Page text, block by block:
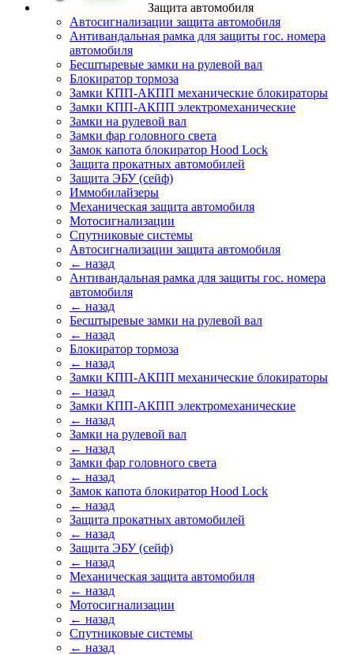
Защита автомобиля
Автосигнализации защита автомобиля
Антивандальная рамка для защиты гос. номера
автомобиля
Бесштыревые замки на рулевой вал
Блокиратор тормоза
Замки КПП-АКПП механические блокираторы
Замки КПП-АКПП электромеханические
Замки на рулевой вал
Замки фар головного света
Замок капота блокиратор Hood Lock
Защита прокатных автомобилей
Защита ЭБУ (сейф)
Иммобилайзеры
Механическая защита автомобиля
Мотосигнализации
Спутниковые системы
Автосигнализации защита автомобиля
← назад
Антивандальная рамка для защиты гос. номера
автомобиля
← назад
Бесштыревые замки на рулевой вал
← назад
Блокиратор тормоза
← назад
Замки КПП-АКПП механические блокираторы
← назад
Замки КПП-АКПП электромеханические
← назад
Замки на рулевой вал
← назад
Замки фар головного света
← назад
Замок капота блокиратор Hood Lock
← назад
Защита прокатных автомобилей
← назад
Защита ЭБУ (сейф)
← назад
Механическая защита автомобиля
← назад
Мотосигнализации
← назад
Спутниковые системы
← назад